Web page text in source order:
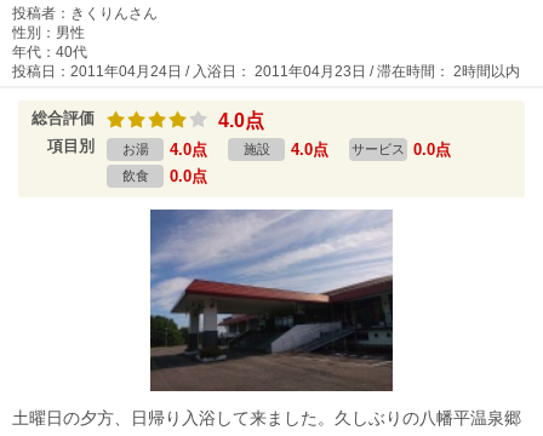
投稿者：きくりんさん
性別：男性
年代：40代
投稿日：2011年04月24日 / 入浴日： 2011年04月23日 / 滞在時間： 2時間以内
総合評価 4.0点
項目別 お湯 4.0点 施設 4.0点 サービス 0.0点
飲食 0.0点
土曜日の夕方、日帰り入浴して来ました。久しぶりの八幡平温泉郷